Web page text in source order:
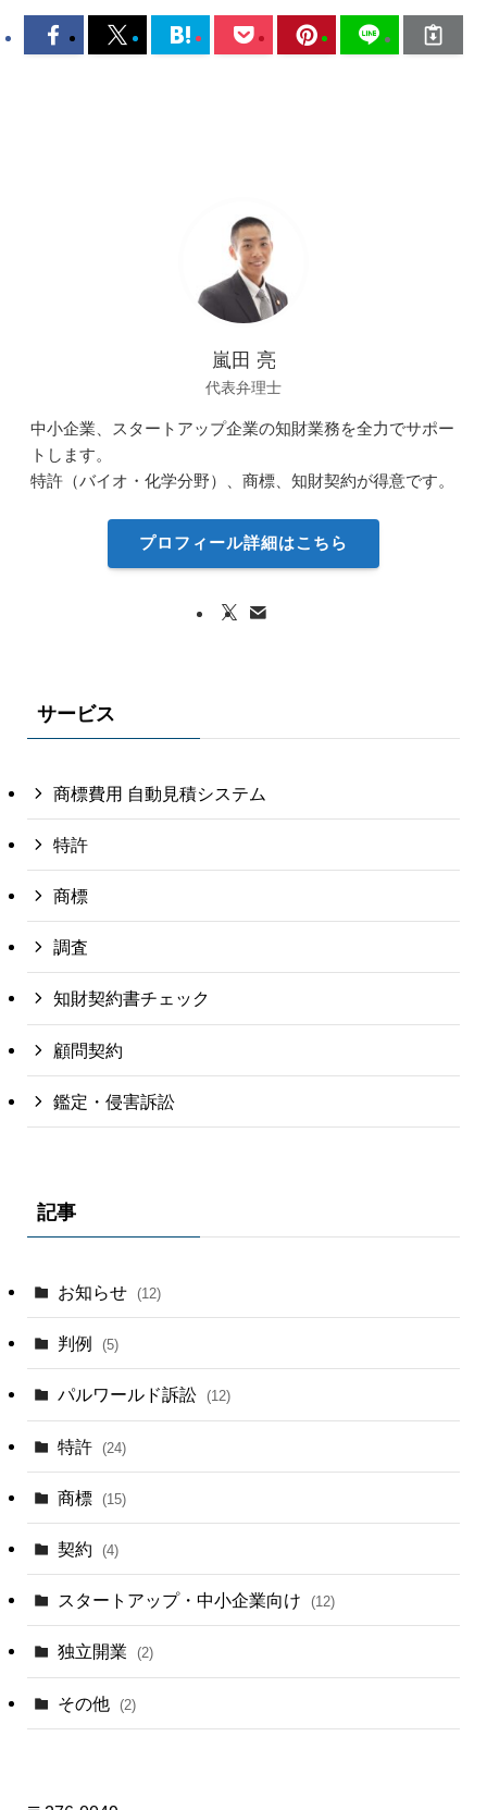
嵐田 亮
代表弁理士
中小企業、スタートアップ企業の知財業務を全力でサポー
トします。
特許（バイオ・化学分野）、商標、知財契約が得意です。
プロフィール詳細はこちら
サービス
商標費用 自動見積システム
特許
商標
調査
知財契約書チェック
顧問契約
鑑定・侵害訴訟
記事
お知らせ (12)
判例 (5)
パルワールド訴訟 (12)
特許 (24)
商標 (15)
契約 (4)
スタートアップ・中小企業向け (12)
独立開業 (2)
その他 (2)